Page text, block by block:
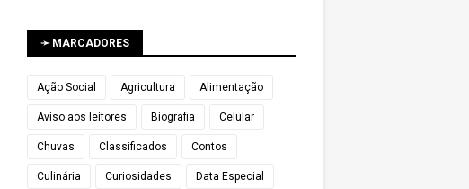
➛ MARCADORES
Ação Social Agricultura Alimentação
Aviso aos leitores Biografia Celular
Chuvas Classificados Contos
Culinária Curiosidades Data Especial